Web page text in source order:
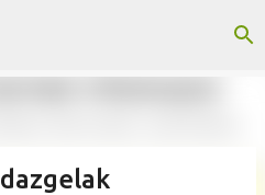
eduki nagusira